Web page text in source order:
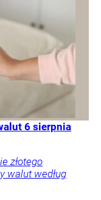
6 sierpnia
złotego
walut według